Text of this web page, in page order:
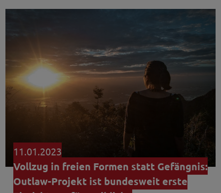
11.01.2023
Vollzug in freien Formen statt Gefängnis:
Outlaw-Projekt ist bundesweit erste